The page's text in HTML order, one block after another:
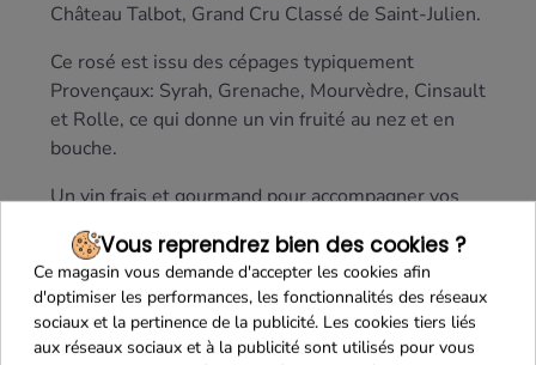
Château Talbot, Grand Cru Classé de Saint-Julien.
Ce rosé est issu des cépages typiquement
Provençaux: Syrah, Grenache, Mourvèdre, Cinsault
et Rolle, ce qui donne un vin fruité au nez et en
bouche.
Un vin frais et gourmand pour accompagner vos
plats d'été tels que grillades de viande, poissons
ou légumes, tomates farcies, tian de légumes.
Vous reprendrez bien des cookies ?
Ce magasin vous demande d'accepter les cookies afin
d'optimiser les performances, les fonctionnalités des réseaux
sociaux et la pertinence de la publicité. Les cookies tiers liés
aux réseaux sociaux et à la publicité sont utilisés pour vous